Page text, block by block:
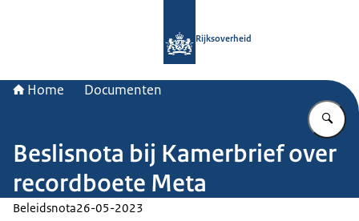
Rijksoverheid
Home Documenten
Beslisnota bij Kamerbrief over
recordboete Meta
Beleidsnota26-05-2023